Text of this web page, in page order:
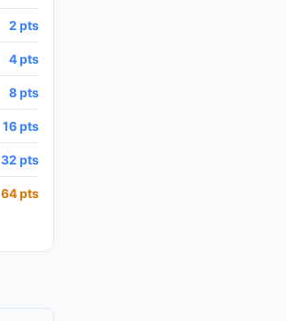
2 pts
4 pts
8 pts
16 pts
32 pts
64 pts